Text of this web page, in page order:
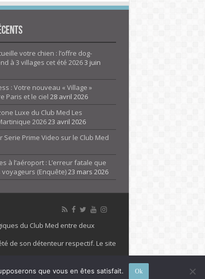
votre chien : l’offre dog-
à 3 villages cet été 20263 juin
: Votre nouveau « Village »
Paris et le ciel 28 avril 2026
Luxe du Club Med Les
202623 avril 2026
Serie Prime Video sur le Club Med
à l’aéroport : L’erreur fatale que
(Enquête)23 mars 2026
du Club Med entre deux
de son détenteur respectif. Le site
que vous en êtes satisfait. Ok